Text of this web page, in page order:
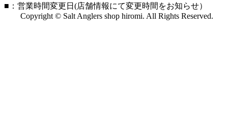
■ ：営業時間変更日(店舗情報にて変更時間をお知らせ）
Copyright © Salt Anglers shop hiromi. All Rights Reserved.